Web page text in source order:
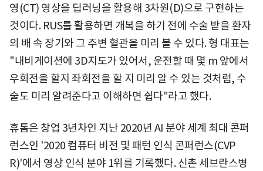
영(CT) 영상을 딥러닝을 활용해 3차원(D)으로 구현하는
것이다. RUS를 활용하면 개복을 하기 전에 수술 받을 환자
의 배 속 장기와 그 주변 혈관을 미리 볼 수 있다. 형 대표는
"내비게이션에 3D지도가 있어서, 운전할 때 몇 m 앞에서
우회전을 할지 좌회전을 할 지 미리 알 수 있는 것처럼, 수
술도 미리 알려준다고 이해하면 쉽다"라고 했다.
휴톰은 창업 3년차인 지난 2020년 AI 분야 세계 최대 콘퍼
런스인 '2020 컴퓨터 비전 및 패턴 인식 콘퍼런스(CVP
R)'에서 영상 인식 분야 1위를 기록했다. 신촌 세브란스병